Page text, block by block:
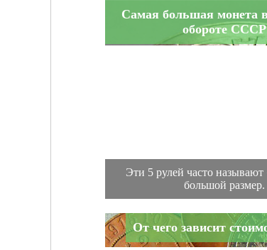
Самая большая монета
обороте СССР
Эти 5 рулей часто
большой размер.
От чего зависит